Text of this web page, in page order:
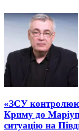
«ЗСУ
Криму до
ситуацію на